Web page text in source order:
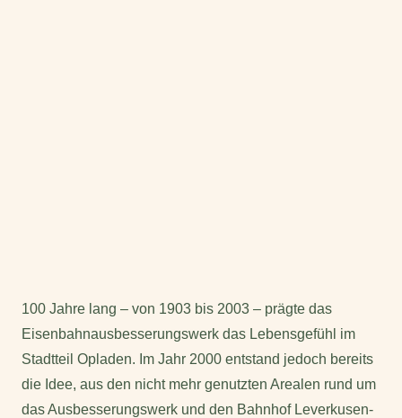
100 Jahre lang – von 1903 bis 2003 – prägte das
Eisenbahnausbesserungswerk das Lebensgefühl im
Stadtteil Opladen. Im Jahr 2000 entstand jedoch bereits
die Idee, aus den nicht mehr genutzten Arealen rund um
das Ausbesserungswerk und den Bahnhof Leverkusen-